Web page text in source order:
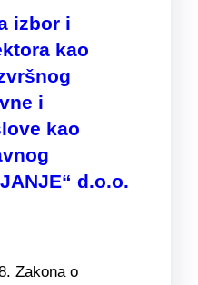
izbor i
kao
i
kao
d.o.o.
Zakona o